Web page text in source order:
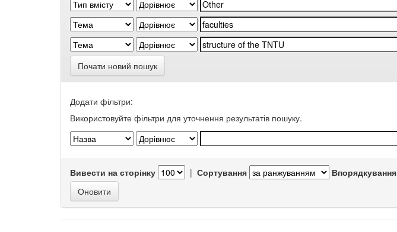
Почати новий пошук
Додати фільтри:
Використовуйте фільтри для уточнення результатів пошуку.
Вивести на сторінку | Сортування Впорядкування